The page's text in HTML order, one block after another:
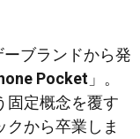
ブランドから発
Pocket 」。
固定概念を覆す
から卒業しま